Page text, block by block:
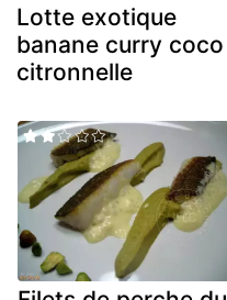
Lotte exotique
banane curry coco
citronnelle